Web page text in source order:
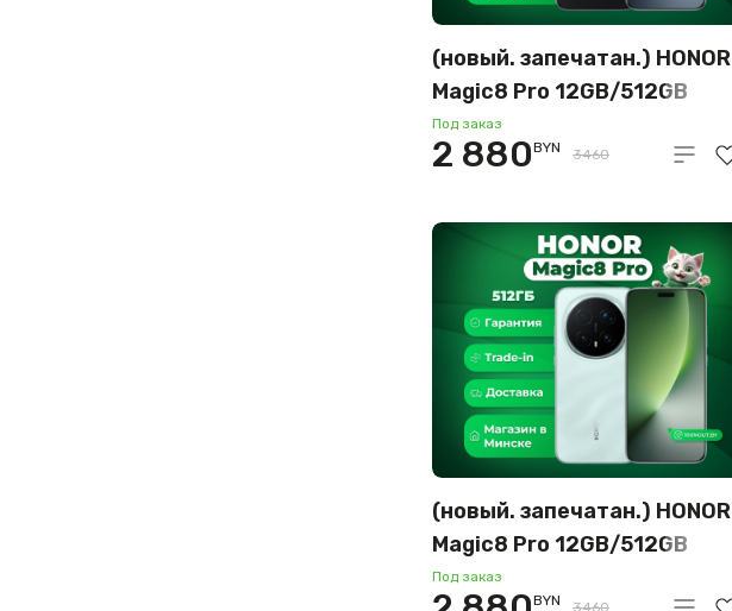
(новый. запечатан.) HONOR
Magic8 Pro 12GB/512GB
международная версия
(черный бархат)
Под заказ
2 880BYN 3460
(новый. запечатан.) HONOR
Magic8 Pro 12GB/512GB
международная версия
Под заказ
BYN 3460